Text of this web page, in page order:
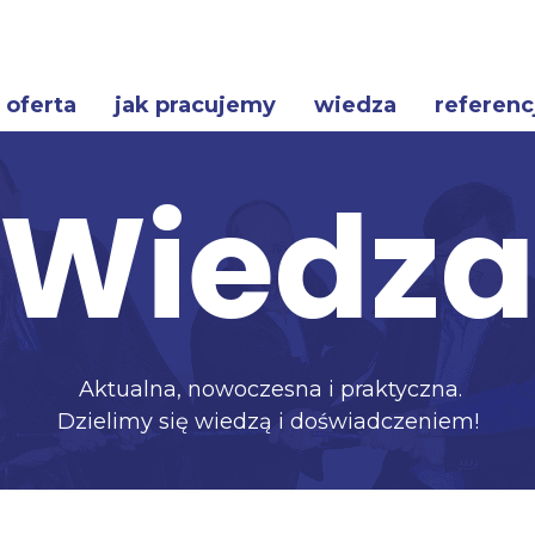
oferta jak pracujemy wiedza
Wiedza
Aktualna, nowoczesna i praktyczna.
Dzielimy się wiedzą i doświadczeniem!